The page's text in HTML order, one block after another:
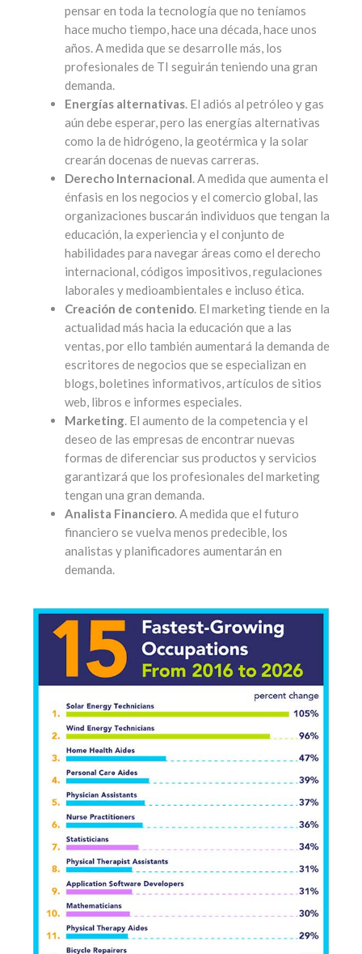
pensar en toda la tecnología que no teníamos
hace mucho tiempo, hace una década, hace unos
años. A medida que se desarrolle más, los
profesionales de TI seguirán teniendo una gran
demanda.
Energías alternativas. El adiós al petróleo y gas
aún debe esperar, pero las energías alternativas
como la de hidrógeno, la geotérmica y la solar
crearán docenas de nuevas carreras.
Derecho Internacional. A medida que aumenta el
énfasis en los negocios y el comercio global, las
organizaciones buscarán individuos que tengan la
educación, la experiencia y el conjunto de
habilidades para navegar áreas como el derecho
internacional, códigos impositivos, regulaciones
laborales y medioambientales e incluso ética.
Creación de contenido. El marketing tiende en la
actualidad más hacia la educación que a las
ventas, por ello también aumentará la demanda de
escritores de negocios que se especializan en
blogs, boletines informativos, artículos de sitios
web, libros e informes especiales.
Marketing. El aumento de la competencia y el
deseo de las empresas de encontrar nuevas
formas de diferenciar sus productos y servicios
garantizará que los profesionales del marketing
tengan una gran demanda.
Analista Financiero. A medida que el futuro
financiero se vuelva menos predecible, los
analistas y planificadores aumentarán en
demanda.